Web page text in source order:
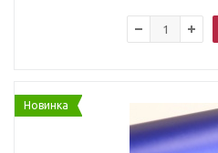
Новинка